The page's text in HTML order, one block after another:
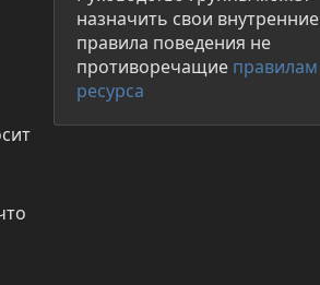
назначить свои внутренние
правила поведения не
противоречащие правилам
ресурса